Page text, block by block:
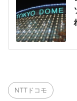
NTTドコモ